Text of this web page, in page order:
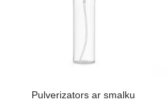
Pulverizators ar smalku